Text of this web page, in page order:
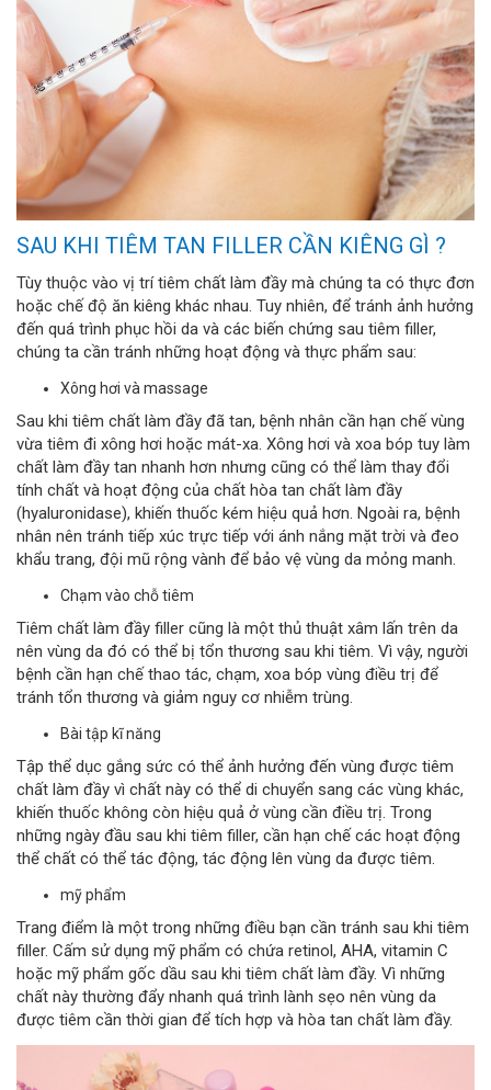
SAU KHI TIÊM TAN FILLER CẦN KIÊNG GÌ ?
Tùy thuộc vào vị trí tiêm chất làm đầy mà chúng ta có thực đơn
hoặc chế độ ăn kiêng khác nhau. Tuy nhiên, để tránh ảnh hưởng
đến quá trình phục hồi da và các biến chứng sau tiêm filler,
chúng ta cần tránh những hoạt động và thực phẩm sau:
Xông hơi và massage
Sau khi tiêm chất làm đầy đã tan, bệnh nhân cần hạn chế vùng
vừa tiêm đi xông hơi hoặc mát-xa. Xông hơi và xoa bóp tuy làm
chất làm đầy tan nhanh hơn nhưng cũng có thể làm thay đổi
tính chất và hoạt động của chất hòa tan chất làm đầy
(hyaluronidase), khiến thuốc kém hiệu quả hơn. Ngoài ra, bệnh
nhân nên tránh tiếp xúc trực tiếp với ánh nắng mặt trời và đeo
khẩu trang, đội mũ rộng vành để bảo vệ vùng da mỏng manh.
Chạm vào chỗ tiêm
Tiêm chất làm đầy filler cũng là một thủ thuật xâm lấn trên da
nên vùng da đó có thể bị tổn thương sau khi tiêm. Vì vậy, người
bệnh cần hạn chế thao tác, chạm, xoa bóp vùng điều trị để
tránh tổn thương và giảm nguy cơ nhiễm trùng.
Bài tập kĩ năng
Tập thể dục gắng sức có thể ảnh hưởng đến vùng được tiêm
chất làm đầy vì chất này có thể di chuyển sang các vùng khác,
khiến thuốc không còn hiệu quả ở vùng cần điều trị. Trong
những ngày đầu sau khi tiêm filler, cần hạn chế các hoạt động
thể chất có thể tác động, tác động lên vùng da được tiêm.
mỹ phẩm
Trang điểm là một trong những điều bạn cần tránh sau khi tiêm
filler. Cấm sử dụng mỹ phẩm có chứa retinol, AHA, vitamin C
hoặc mỹ phẩm gốc dầu sau khi tiêm chất làm đầy. Vì những
chất này thường đẩy nhanh quá trình lành sẹo nên vùng da
được tiêm cần thời gian để tích hợp và hòa tan chất làm đầy.